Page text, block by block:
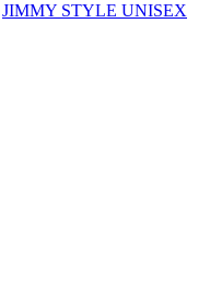
JIMMY STYLE UNISEX